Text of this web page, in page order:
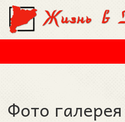
Перейти к основному содержанию
Фото галерея